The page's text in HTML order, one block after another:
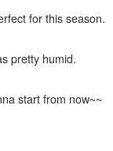
for this season.
pretty humid.
start from now~~